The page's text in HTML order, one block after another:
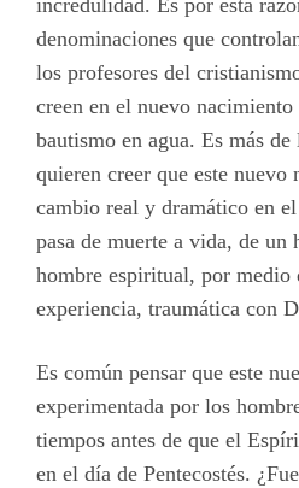
incredulidad. Es por esta
denominaciones que
los profesores del
creen en el nuevo nacimiento
bautismo en agua. Es más
quieren creer que este
cambio real y dramático en
pasa de muerte a vida, de un
hombre espiritual, por medio
experiencia, traumática con
Es común pensar que este
experimentada por los
tiempos antes de que el
en el día de Pentecostés.